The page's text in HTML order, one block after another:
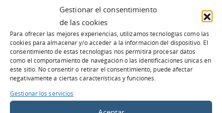
Gestionar el consentimiento
de las cookies
Para ofrecer las mejores experiencias, utilizamos tecnologías como las
cookies para almacenar y/o acceder a la información del dispositivo. El
consentimiento de estas tecnologías nos permitirá procesar datos
como el comportamiento de navegación o las identificaciones únicas en
este sitio. No consentir o retirar el consentimiento, puede afectar
negativamente a ciertas características y funciones.
Gestionar los servicios
Tu dirección de correo electrónico no será
publicada.Los campos obligatorios están
marcados con*
Comentario*